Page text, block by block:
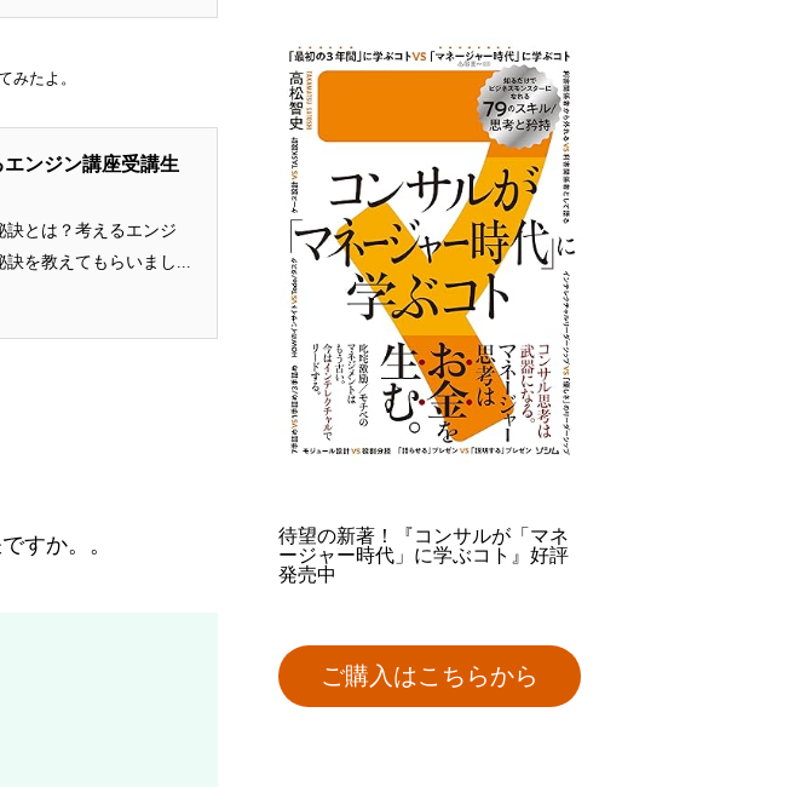
みたよ。
ンジン講座受講生
訣とは？考えるエンジ
訣を教えてもらいまし...
すか。。
待望の新著！『コンサルが「マネ
ージャー時代」に学ぶコト』好評
発売中
ご購入はこちらから